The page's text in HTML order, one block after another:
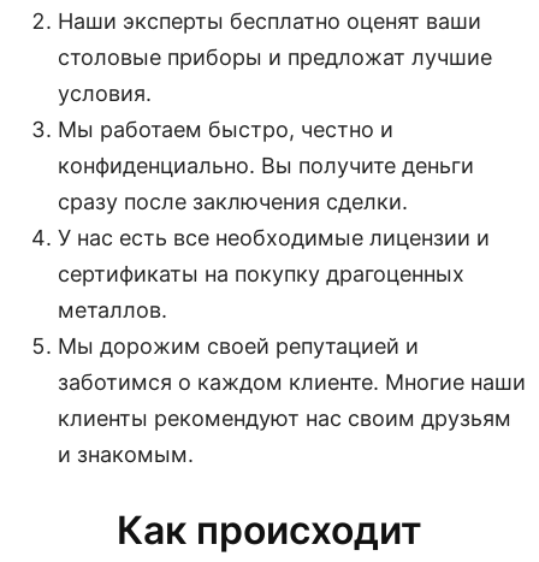
Наши эксперты бесплатно оценят ваши
столовые приборы и предложат лучшие
условия.
Мы работаем быстро, честно и
конфиденциально. Вы получите деньги
сразу после заключения сделки.
У нас есть все необходимые лицензии и
сертификаты на покупку драгоценных
металлов.
Мы дорожим своей репутацией и
заботимся о каждом клиенте. Многие наши
клиенты рекомендуют нас своим друзьям
и знакомым.
Как происходит